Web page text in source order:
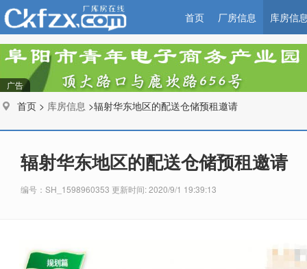
首页 厂房信息 库房信
广告
首页 > 库房信息 >辐射华东地区的配送仓储预租邀请
辐射华东地区的配送仓储预租邀请
编号：SH_1598960353 更新时间: 2020/9/1 19:39:13